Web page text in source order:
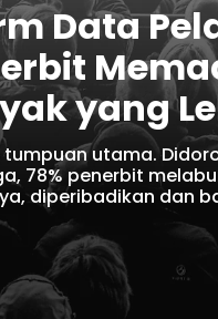
Data
yang
utama.
78% penerbit
diperibadikan dan